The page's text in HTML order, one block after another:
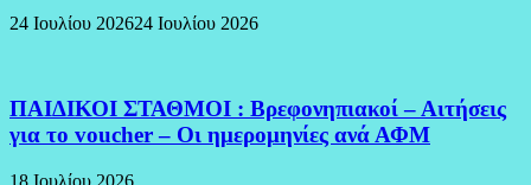
24 Ιουλίου 202624 Ιουλίου 2026
ΠΑΙΔΙΚΟΙ ΣΤΑΘΜΟΙ : Βρεφονηπιακοί – Αιτήσεις
για το voucher – Οι ημερομηνίες ανά ΑΦΜ
18 Ιουλίου 2026